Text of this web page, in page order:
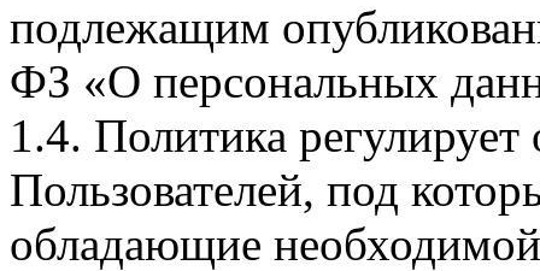
подлежащим
ФЗ «О персональных
1.4. Политика
Пользователей, под
обладающие